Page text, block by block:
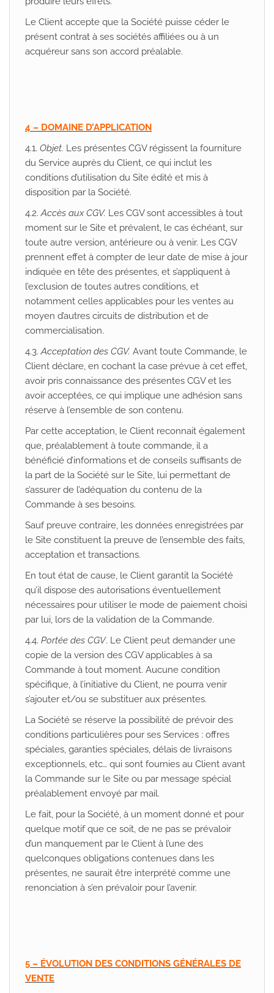
Le Client accepte que la Société puisse céder le
présent contrat à ses sociétés affiliées ou à un
acquéreur sans son accord préalable.
4 – DOMAINE D’APPLICATION
4.1. Objet. Les présentes CGV régissent la fourniture
du Service auprès du Client, ce qui inclut les
conditions d’utilisation du Site édité et mis à
disposition par la Société.
4.2.Accès aux CGV. Les CGV sont accessibles à tout
moment sur le Site et prévalent, le cas échéant, sur
toute autre version, antérieure ou à venir. Les CGV
prennent effet à compter de leur date de mise à jour
indiquée en tête des présentes, et s’appliquent à
l’exclusion de toutes autres conditions, et
notamment celles applicables pour les ventes au
moyen d’autres circuits de distribution et de
commercialisation.
4.3.Acceptation des CGV. Avant toute Commande, le
Client déclare, en cochant la case prévue à cet effet,
avoir pris connaissance des présentes CGV et les
avoir acceptées, ce qui implique une adhésion sans
réserve à l’ensemble de son contenu.
Par cette acceptation, le Client reconnait également
que, préalablement à toute commande, il a
bénéficié d’informations et de conseils suffisants de
la part de la Société sur le Site, lui permettant de
s’assurer de l’adéquation du contenu de la
Commande à ses besoins.
Sauf preuve contraire, les données enregistrées par
le Site constituent la preuve de l’ensemble des faits,
acceptation et transactions.
En tout état de cause, le Client garantit la Société
qu’il dispose des autorisations éventuellement
nécessaires pour utiliser le mode de paiement choisi
par lui, lors de la validation de la Commande.
4.4. Portée des CGV. Le Client peut demander une
copie de la version des CGV applicables à sa
Commande à tout moment. Aucune condition
spécifique, à l’initiative du Client, ne pourra venir
s’ajouter et/ou se substituer aux présentes.
La Société se réserve la possibilité de prévoir des
conditions particulières pour ses Services : offres
spéciales, garanties spéciales, délais de livraisons
exceptionnels, etc… qui sont fournies au Client avant
la Commande sur le Site ou par message spécial
préalablement envoyé par mail.
Le fait, pour la Société, à un moment donné et pour
quelque motif que ce soit, de ne pas se prévaloir
d’un manquement par le Client à l’une des
quelconques obligations contenues dans les
présentes, ne saurait être interprété comme une
renonciation à s’en prévaloir pour l’avenir.
5 – ÉVOLUTION DES CONDITIONS GÉNÉRALES DE
VENTE